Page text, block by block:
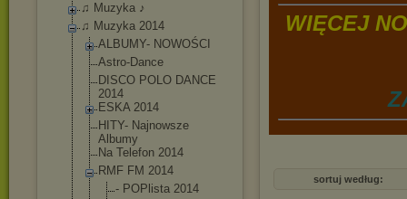
♫ Muzyka ♪
♫ Muzyka 2014
ALBUMY- NOWOŚCI
Astro-Dance
DISCO POLO DANCE
2014
ESKA 2014
HITY- Najnowsze
Albumy
Na Telefon 2014
RMF FM 2014
- POPlista 2014
WIĘCEJ
sortuj według: